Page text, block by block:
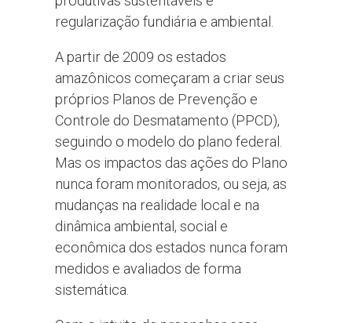
regularização fundiária e ambiental.
A partir de 2009 os estados
amazônicos começaram a criar seus
próprios Planos de Prevenção e
Controle do Desmatamento (PPCD),
seguindo o modelo do plano federal.
Mas os impactos das ações do Plano
nunca foram monitorados, ou seja, as
mudanças na realidade local e na
dinâmica ambiental, social e
econômica dos estados nunca foram
medidos e avaliados de forma
sistemática.